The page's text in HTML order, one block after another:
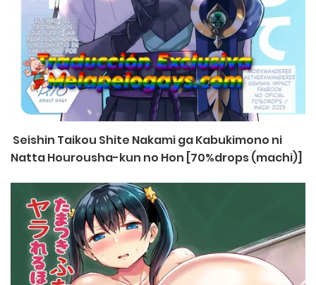
Seishin Taikou Shite Nakami ga Kabukimono ni
Natta Hourousha-kun no Hon [70%drops (machi)]